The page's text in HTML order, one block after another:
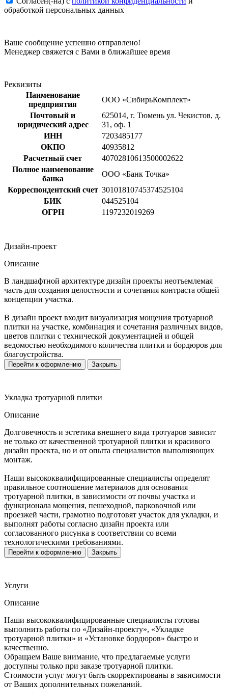
обработкой персональных данных
Ваше сообщение успешно отправлено!
Менеджер свяжется с Вами в ближайшее время
Реквизиты
Наименование
предприятия
ООО «СибирьКомплект»
Почтовый и
юридический адрес
625014, г. Тюмень ул. Чекистов, д.
31, оф. 1
ИНН
7203485177
ОКПО
40935812
Расчетный счет
40702810613500002622
Полное наименование
банка
ООО «Банк Точка»
Корреспондентский счет 30101810745374525104
БИК
044525104
ОГРН
1197232019269
Дизайн-проект
Описание
В ландшафтной архитектуре дизайн проекты неотъемлемая
часть для создания целостности и сочетания контраста общей
концепции участка.
В дизайн проект входит визуализация мощения тротуарной
плитки на участке, комбинация и сочетания различных видов,
цветов плитки с технической документацией и общей
ведомостью необходимого количества плитки и бордюров для
благоустройства.
Перейти к оформлению Закрыть
Укладка тротуарной плитки
Описание
Долговечность и эстетика внешнего вида тротуаров зависит
не только от качественной тротуарной плитки и красивого
дизайн проекта, но и от опыта специалистов выполняющих
монтаж.
Наши высококвалифицированные специалисты определят
правильное соотношение материалов для основания
тротуарной плитки, в зависимости от почвы участка и
функционала мощения, пешеходной, парковочной или
проезжей части, грамотно подготовят участок для укладки, и
выполнят работы согласно дизайн проекта или
согласованного рисунка в соответствии со всеми
технологическими требованиями.
Перейти к оформлению Закрыть
Услуги
Описание
Наши высококвалифицированные специалисты готовы
выполнить работы по «Дизайн-проекту», «Укладке
тротуарной плитки» и «Установке бордюров» быстро и
качественно.
Обращаем Ваше внимание, что предлагаемые услуги
доступны только при заказе тротуарной плитки.
Стоимости услуг могут быть скорректированы в зависимости
от Ваших дополнительных пожеланий.